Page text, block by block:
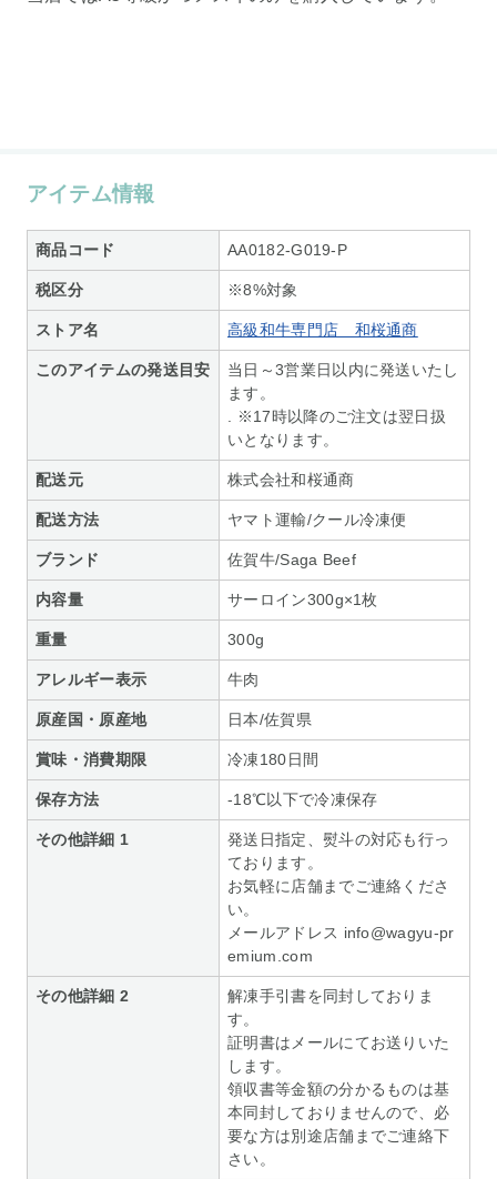
アイテム情報
商品コード AA0182-G019-P
税区分 ※8%対象
ストア名 高級和牛専門店 和桜通商
このアイテムの発送目安
当日～3営業日以内に発送いたし
ます。
. ※17時以降のご注文は翌日扱
いとなります。
配送元 株式会社和桜通商
配送方法 ヤマト運輸/クール冷凍便
ブランド 佐賀牛/Saga Beef
内容量 サーロイン300g×1枚
重量 300g
アレルギー表示 牛肉
原産国・原産地 日本/佐賀県
賞味・消費期限 冷凍180日間
保存方法 -18℃以下で冷凍保存
その他詳細 1
発送日指定、熨斗の対応も行っ
ております。
お気軽に店舗までご連絡くださ
い。
メールアドレス info@wagyu-pr
emium.com
その他詳細 2
解凍手引書を同封しておりま
す。
証明書はメールにてお送りいた
します。
領収書等金額の分かるものは基
本同封しておりませんので、必
要な方は別途店舗までご連絡下
さい。